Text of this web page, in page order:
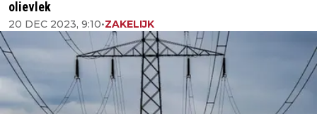
olievlek
20 DEC 2023, 9:10•ZAKELIJK